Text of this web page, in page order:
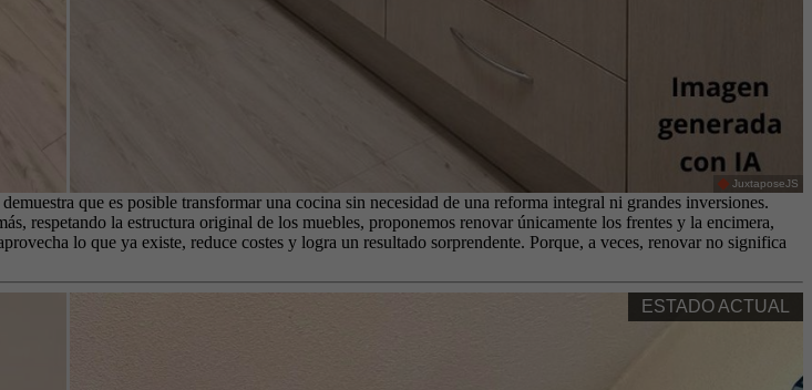
JuxtaposeJS
que es posible transformar una cocina sin necesidad de una reforma integral ni grandes inversiones.
respetando la estructura original de los muebles, proponemos renovar únicamente los frentes y la encimera,
lo que ya existe, reduce costes y logra un resultado sorprendente. Porque, a veces, renovar no significa
ESTADO ACTUAL